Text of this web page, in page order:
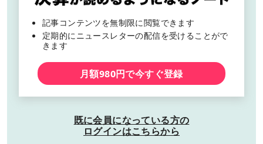
記事コンテンツを無制限に閲覧できます
定期的にニュースレターの配信を受けることがで
きます
月額980円で今すぐ登録
既に会員になっている方の
ログインはこちらから